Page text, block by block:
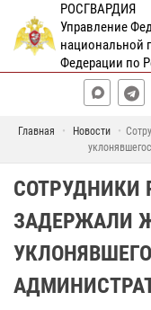
РОСГВАРДИЯ
Управление
национальной
Федерации по
Главная Новости
СОТРУДНИКИ
ЗАДЕРЖАЛИ